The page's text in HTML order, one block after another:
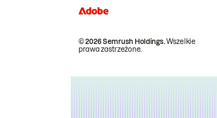
© 2026 Semrush Holdings.Wszelkie
prawa zastrzeżone.